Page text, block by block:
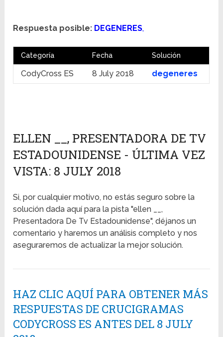
Respuesta posible: DEGENERES,
Categoría Fecha Solución
CodyCross ES 8 July 2018 degeneres
ELLEN __, PRESENTADORA DE TV
ESTADOUNIDENSE - ÚLTIMA VEZ
VISTA: 8 JULY 2018
Si, por cualquier motivo, no estás seguro sobre la
solución dada aquí para la pista "ellen __,
Presentadora De Tv Estadounidense", déjanos un
comentario y haremos un análisis completo y nos
aseguraremos de actualizar la mejor solución.
HAZ CLIC AQUÍ PARA OBTENER MÁS
RESPUESTAS DE CRUCIGRAMAS
CODYCROSS ES ANTES DEL 8 JULY